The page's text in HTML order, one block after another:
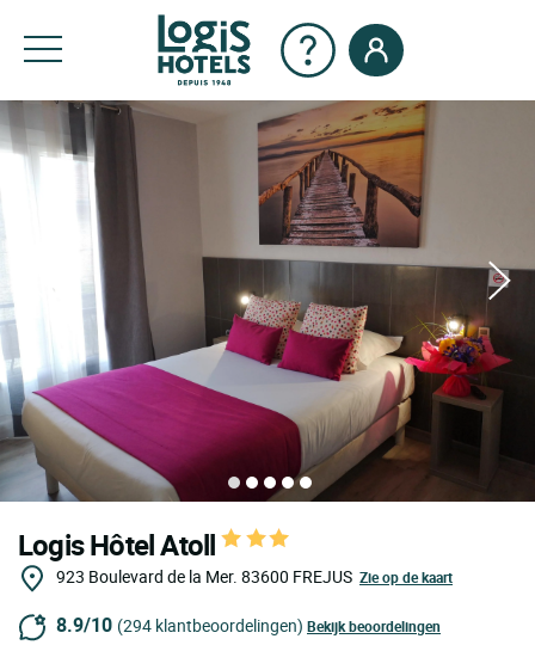
Logis Hôtel Atoll
923 Boulevard de la Mer. 83600 FREJUS Zie op de kaart
8.9/10 (294 klantbeoordelingen) Bekijk beoordelingen